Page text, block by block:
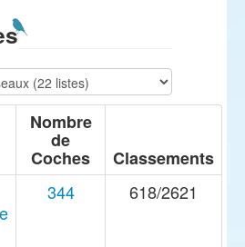
Nombre
de
Coches Classements
344 618/2621